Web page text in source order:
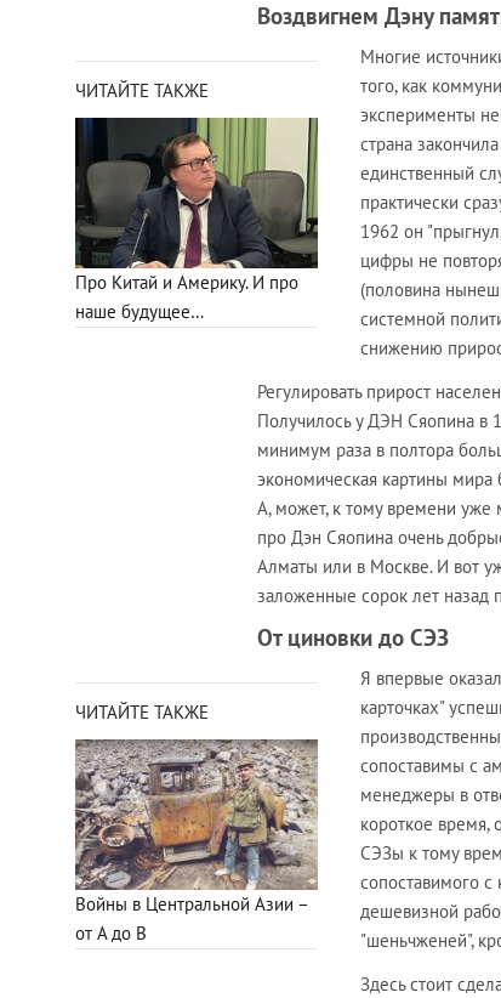
Воздвигнем Дэну
ЧИТАЙТЕ ТАКЖЕ
Про Китай и Америку. И про
наше будущее…
Многие
того, как
эксперименты
страна
единственный
практически
1962 он
цифры не
(половина
системной
снижению
Регулировать прирост
Получилось у ДЭН Сяопина в
минимум раза в полтора
экономическая картины мира
А, может, к тому времени уже
про Дэн Сяопина очень
Алматы или в Москве. И вот
заложенные сорок лет назад
От циновки до СЭЗ
ЧИТАЙТЕ ТАКЖЕ
Войны в Центральной Азии –
от А до В
Я впервые
карточках"
сопоставимы с
менеджеры в
короткое время,
СЭЗы к тому
сопоставимого
дешевизной
"шеньчженей",
Здесь стоит